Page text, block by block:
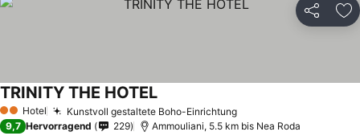
Teilen
2 Sterne
Hotel Kunstvoll gestaltete Boho-Einrichtung
TRINITY THE HOTEL
9,7 Hervorragend 229 Ammouliani, 5.5 km bis Nea Roda